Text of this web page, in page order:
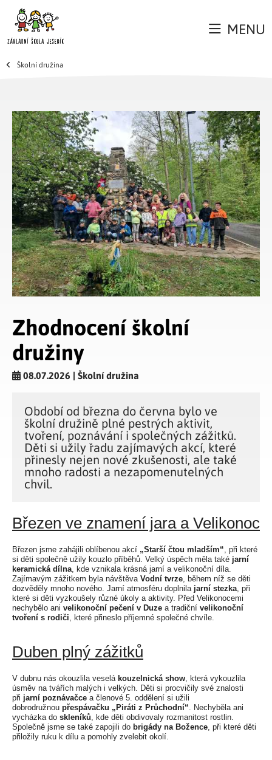
MENU
Školní družina
Zhodnocení školní
družiny
08.07.2026 | Školní družina
Období od března do června bylo ve
školní družině plné pestrých aktivit,
tvoření, poznávání i společných zážitků.
Děti si užily řadu zajímavých akcí, které
přinesly nejen nové zkušenosti, ale také
mnoho radosti a nezapomenutelných
chvil.
Březen ve znamení jara a Velikonoc
Březen jsme zahájili oblíbenou akcí „Starší čtou mladším“, při které
si děti společně užily kouzlo příběhů. Velký úspěch měla také jarní
keramická dílna, kde vznikala krásná jarní a velikonoční díla.
Zajímavým zážitkem byla návštěva Vodní tvrze, během níž se děti
dozvěděly mnoho nového. Jarní atmosféru doplnila jarní stezka, při
které si děti vyzkoušely různé úkoly a aktivity. Před Velikonocemi
nechybělo ani velikonoční pečení v Duze a tradiční velikonoční
tvoření s rodiči, které přineslo příjemné společné chvíle.
Duben plný zážitků
V dubnu nás okouzlila veselá kouzelnická show, která vykouzlila
úsměv na tvářích malých i velkých. Děti si procvičily své znalosti
při jarní poznávačce a členové 5. oddělení si užili
dobrodružnou přespávačku „Piráti z Průchodní“. Nechyběla ani
vycházka do skleníků, kde děti obdivovaly rozmanitost rostlin.
Společně jsme se také zapojili do brigády na Božence, při které děti
přiložily ruku k dílu a pomohly zvelebit okolí.